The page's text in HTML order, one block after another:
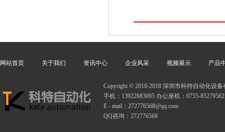
网站首页 关于我们 资讯中心 企业风采 视频展示 产品
Copyright © 2010-2018 深圳市科特自动化设
手机：13922883095 办公座机：0755-85279582
E - mail：272776568@qq.com
QQ咨询：272776568